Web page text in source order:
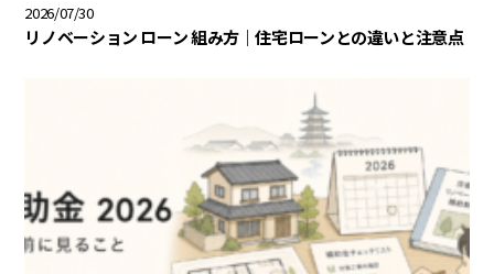
2026/07/30
リノベーション ローン 組み方｜住宅ローンとの違いと注意点